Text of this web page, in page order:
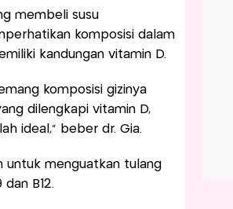
membeli susu
komposisi dalam
kandungan vitamin D.
komposisi gizinya
dilengkapi vitamin D,
ideal,” beber dr. Gia.
untuk menguatkan tulang
B12.